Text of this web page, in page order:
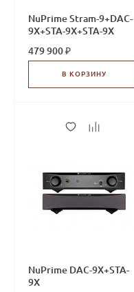
NuPrime Stram-9+DAC-
9X+STA-9X+STA-9X
479 900 ₽
В КОРЗИНУ
NuPrime DAC-9X+STA-
9X